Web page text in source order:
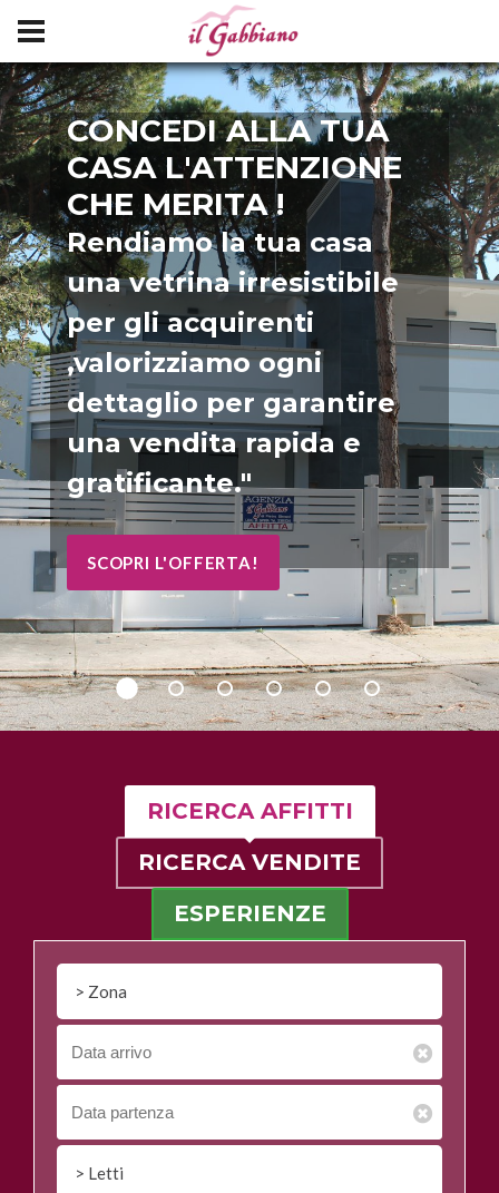
CONCEDI ALLA TUA
CASA L'ATTENZIONE
CHE MERITA !
Rendiamo la tua casa
una vetrina irresistibile
per gli acquirenti
,valorizziamo ogni
dettaglio per garantire
una vendita rapida e
gratificante."
SCOPRI L'OFFERTA!
RICERCA AFFITTI
RICERCA VENDITE
ESPERIENZE
> Zona
> Letti